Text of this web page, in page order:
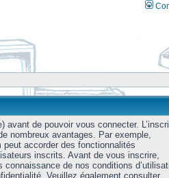
avant de pouvoir vous connecter.
nombreux avantages. Par exemple,
peut accorder des fonctionnalités
inscrits. Avant de vous inscrire,
connaissance de nos conditions
Veuillez également consulter